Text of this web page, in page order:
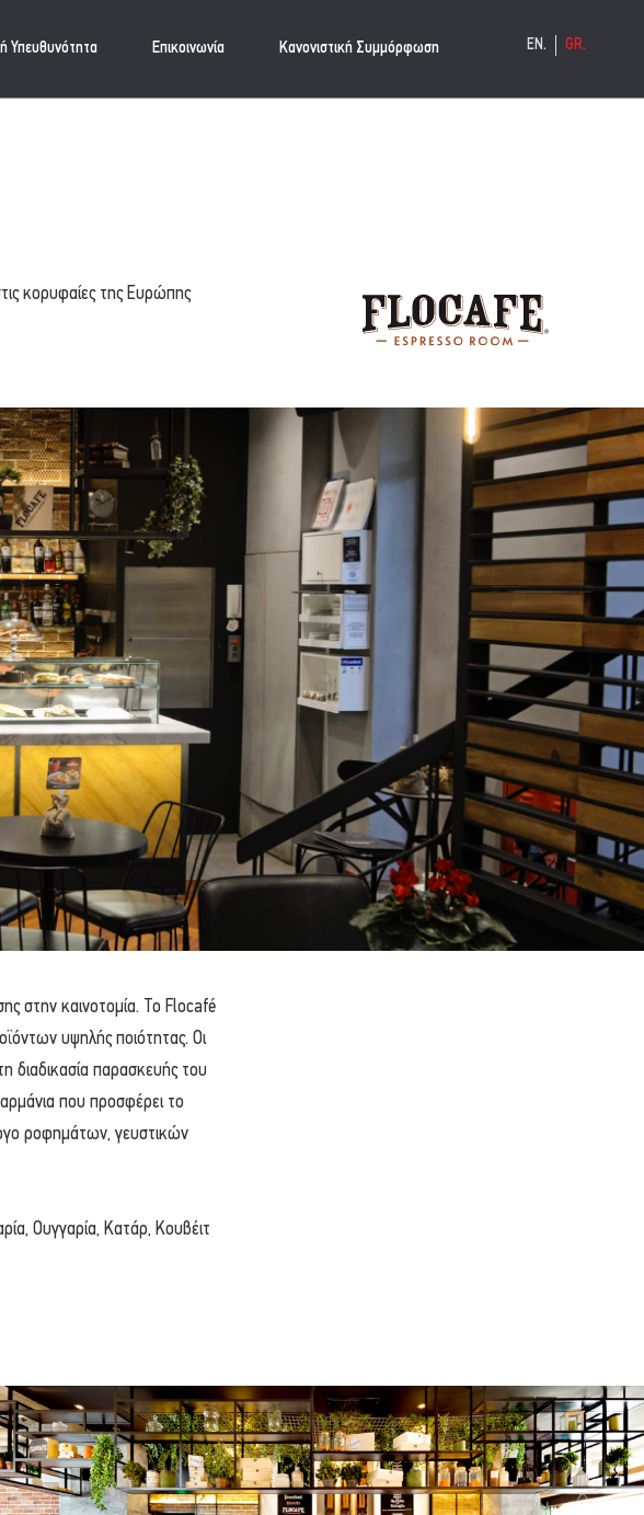
EN. GR.
Υπευθυνότητα Επικοινωνία Κανονιστική Συμμόρφωση
κορυφαίες της Ευρώπης
στην καινοτομία. Το Flocafé
υψηλής ποιότητας. Οι
διαδικασία παρασκευής του
που προσφέρει το
ροφημάτων, γευστικών
Ουγγαρία, Κατάρ, Κουβέιτ